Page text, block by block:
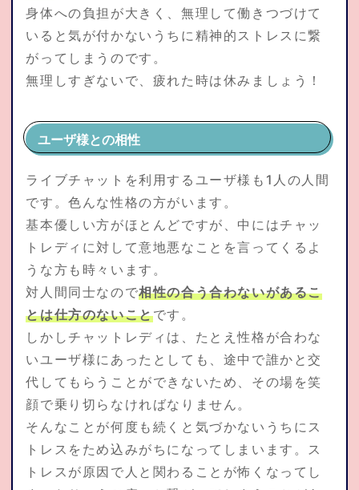
身体への負担が大きく、無理して働きつづけて
いると気が付かないうちに精神的ストレスに繋
がってしまうのです。
無理しすぎないで、疲れた時は休みましょう！
ユーザ様との相性
ライブチャットを利用するユーザ様も1人の人間
です。色んな性格の方がいます。
基本優しい方がほとんどですが、中にはチャッ
トレディに対して意地悪なことを言ってくるよ
うな方も時々います。
対人間同士なので相性の合う合わないがあるこ
とは仕方のないことです。
しかしチャットレディは、たとえ性格が合わな
いユーザ様にあったとしても、途中で誰かと交
代してもらうことができないため、その場を笑
顔で乗り切らなければなりません。
そんなことが何度も続くと気づかないうちにス
トレスをため込みがちになってしまいます。ス
トレスが原因で人と関わることが怖くなってし